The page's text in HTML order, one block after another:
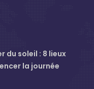
du soleil : 8 lieux
la journée